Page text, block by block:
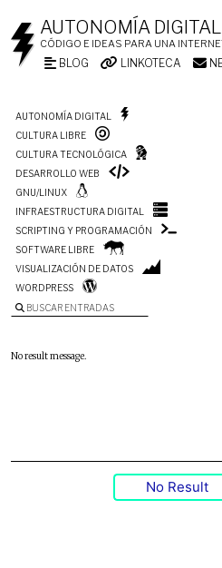
AUTONOMÍA
CÓDIGO E IDEAS PARA UNA
BLOG LINKOTECA
AUTONOMÍA DIGITAL
CULTURA LIBRE
CULTURA TECNOLÓGICA
DESARROLLO WEB
GNU/LINUX
INFRAESTRUCTURA DIGITAL
SCRIPTING Y PROGRAMACIÓN
SOFTWARE LIBRE
VISUALIZACIÓN DE DATOS
WORDPRESS
BUSCAR ENTRADAS
No result message.
No Result